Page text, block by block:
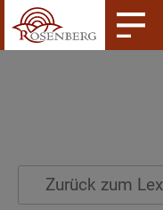
Zurück zum